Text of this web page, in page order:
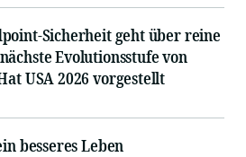
Sicherheit geht über reine
Evolutionsstufe von
USA 2026 vorgestellt
besseres Leben